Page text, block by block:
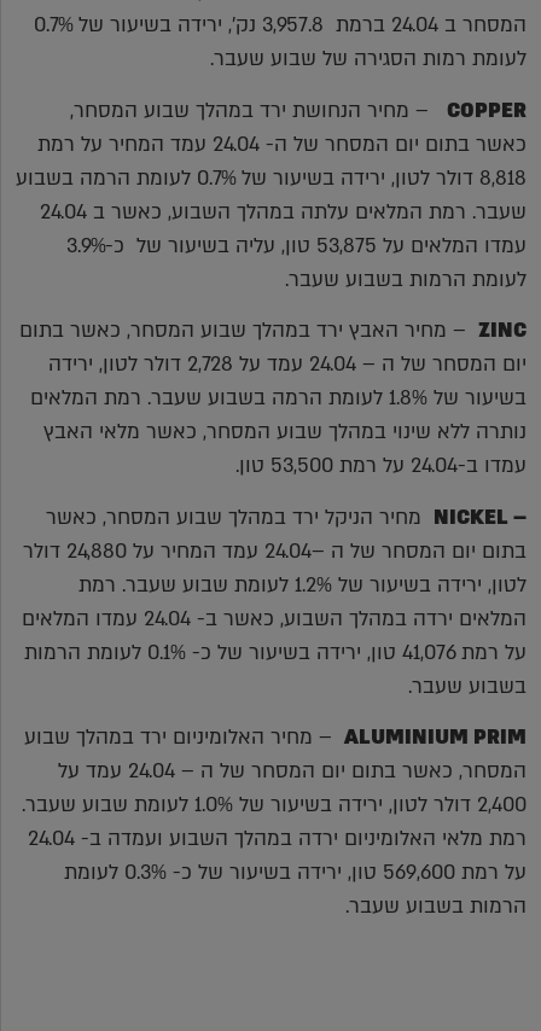
המסחר ב 24.04 ברמת 3,957.8 נק', ירידה בשיעור של 0.7%
לעומת רמות הסגירה של שבוע שעבר.
COPPER – מחיר הנחושת ירד במהלך שבוע המסחר,
כאשר בתום יום המסחר של ה- 24.04 עמד המחיר על רמת
8,818 דולר לטון, ירידה בשיעור של 0.7% לעומת הרמה בשבוע
שעבר. רמת המלאים עלתה במהלך השבוע, כאשר ב 24.04
עמדו המלאים על 53,875 טון, עליה בשיעור של כ-3.9%
לעומת הרמות בשבוע שעבר.
ZINC – מחיר האבץ ירד במהלך שבוע המסחר, כאשר בתום
יום המסחר של ה – 24.04 עמד על 2,728 דולר לטון, ירידה
בשיעור של 1.8% לעומת הרמה בשבוע שעבר. רמת המלאים
נותרה ללא שינוי במהלך שבוע המסחר, כאשר מלאי האבץ
עמדו ב-24.04 על רמת 53,500 טון.
– NICKEL
מחיר הניקל ירד במהלך שבוע המסחר, כאשר
בתום יום המסחר של ה –24.04 עמד המחיר על 24,880 דולר
לטון, ירידה בשיעור של 1.2% לעומת שבוע שעבר. רמת
המלאים ירדה במהלך השבוע, כאשר ב- 24.04 עמדו המלאים
על רמת 41,076 טון, ירידה בשיעור של כ- 0.1% לעומת הרמות
בשבוע שעבר.
ALUMINIUM PRIM – מחיר האלומיניום ירד במהלך שבוע
המסחר, כאשר בתום יום המסחר של ה – 24.04 עמד על
2,400 דולר לטון, ירידה בשיעור של 1.0% לעומת שבוע שעבר.
רמת מלאי האלומיניום ירדה במהלך השבוע ועמדה ב- 24.04
על רמת 569,600 טון, ירידה בשיעור של כ- 0.3% לעומת
הרמות בשבוע שעבר.